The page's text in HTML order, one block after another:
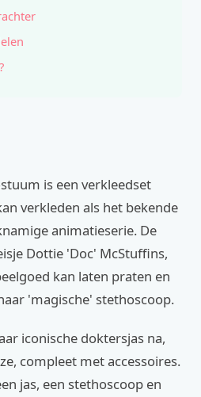
is een verkleedset
verkleden als het bekende
animatieserie. De
Dottie 'Doc' McStuffins,
kan laten praten en
'magische' stethoscoop.
iconische doktersjas na,
compleet met accessoires.
jas, een stethoscoop en